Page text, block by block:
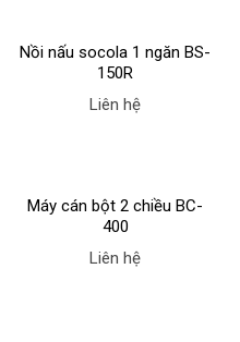
Nồi nấu socola 1 ngăn BS-
150R
Liên hệ
Máy cán bột 2 chiều BC-
400
Liên hệ